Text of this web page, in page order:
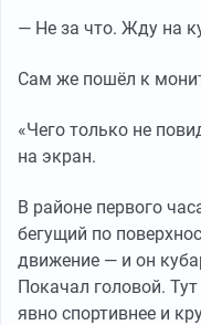
— Не за что. Жду на
Сам же пошёл к
«Чего только не
на экран.
В районе первого
бегущий по
движение — и он
Покачал головой.
явно спортивнее и